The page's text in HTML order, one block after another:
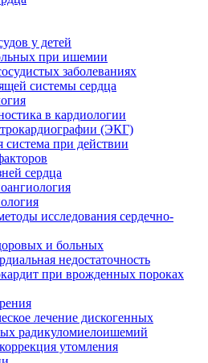
у детей
при ишемии
заболеваниях
системы сердца
в кардиологии
(ЭКГ)
система при действии
сердца
исследования сердечно-
и больных
недостаточность
при врожденных пороках
лечение дискогенных
радикуломиелоишемий
утомления